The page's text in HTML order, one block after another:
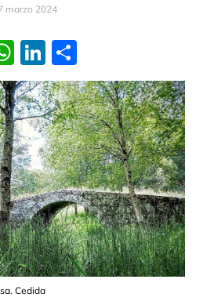
marzo 2024
WhatsApp
LinkedIn
Compartir
Cedida